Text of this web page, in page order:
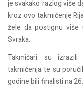
je svakako razlog više
kroz ovo takmičenje
žele da postignu
Svraka.
Takmičari su izrazili
takmičenja te su
godine bili finalisti na